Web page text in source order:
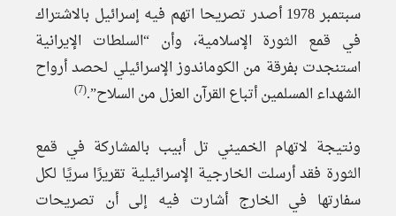
سبتمبر 1978 أصدر تصريحا اتهم فيه إسرائيل بالاشتراك
في قمع الثورة الإسلامية، وأن “السلطات الإيرانية
استنجدت بفرقة من الكوماندوز الإسرائيلي لحصد أرواح
الشهداء المسلمين أتباع القرآن العزل من السلاح”.(7)
ونتيجة لاتهام الخميني تل أبيب بالمشاركة في قمع
الثورة فقد أرسلت الخارجية الإسرائيلية تقريرًا سريًا لكل
سفارتها في الخارج أشارت فيه إلى أن تصريحات